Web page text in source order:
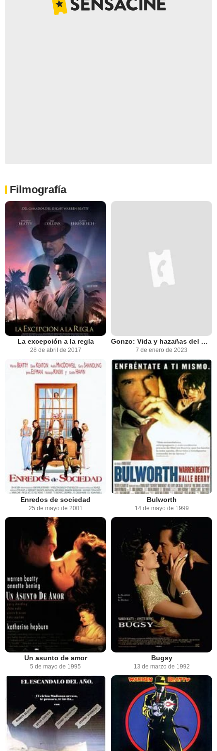
Filmografía
La excepción a la regla
28 de abril de 2017
Gonzo: Vida y hazañas del Dr. Hunter S. Thompson
7 de enero de 2023
Enredos de sociedad
25 de mayo de 2001
Bulworth
14 de mayo de 1999
Un asunto de amor
5 de mayo de 1995
Bugsy
13 de marzo de 1992